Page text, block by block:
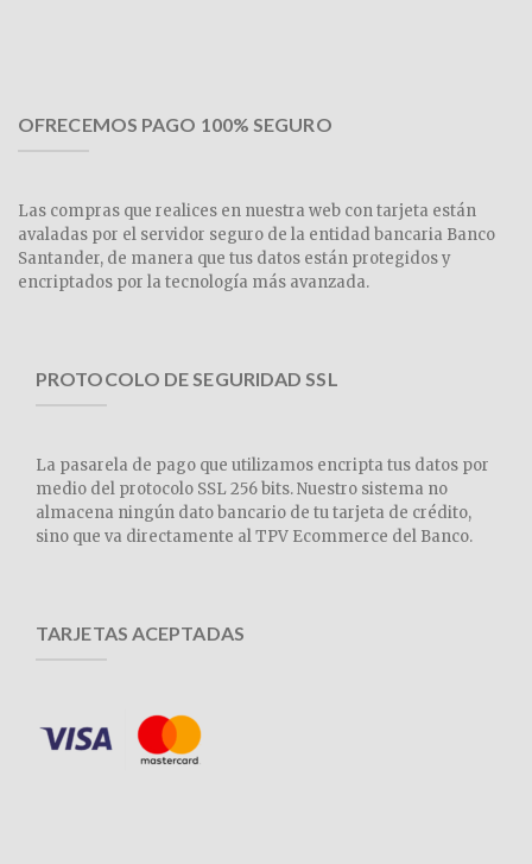
OFRECEMOS PAGO 100% SEGURO
Las compras que realices en nuestra web con tarjeta están
avaladas por el servidor seguro de la entidad bancaria Banco
Santander, de manera que tus datos están protegidos y
encriptados por la tecnología más avanzada.
PROTOCOLO DE SEGURIDAD SSL
La pasarela de pago que utilizamos encripta tus datos por
medio del protocolo SSL 256 bits. Nuestro sistema no
almacena ningún dato bancario de tu tarjeta de crédito,
sino que va directamente al TPV Ecommerce del Banco.
TARJETAS ACEPTADAS